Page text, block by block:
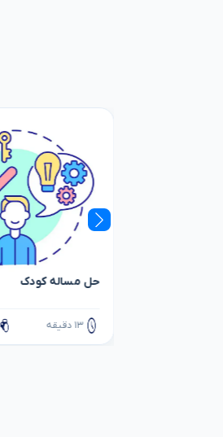
حل مساله کودک
۱۳ دقیقه